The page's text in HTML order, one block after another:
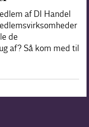
af DI Handel
de
af? Så kom med til